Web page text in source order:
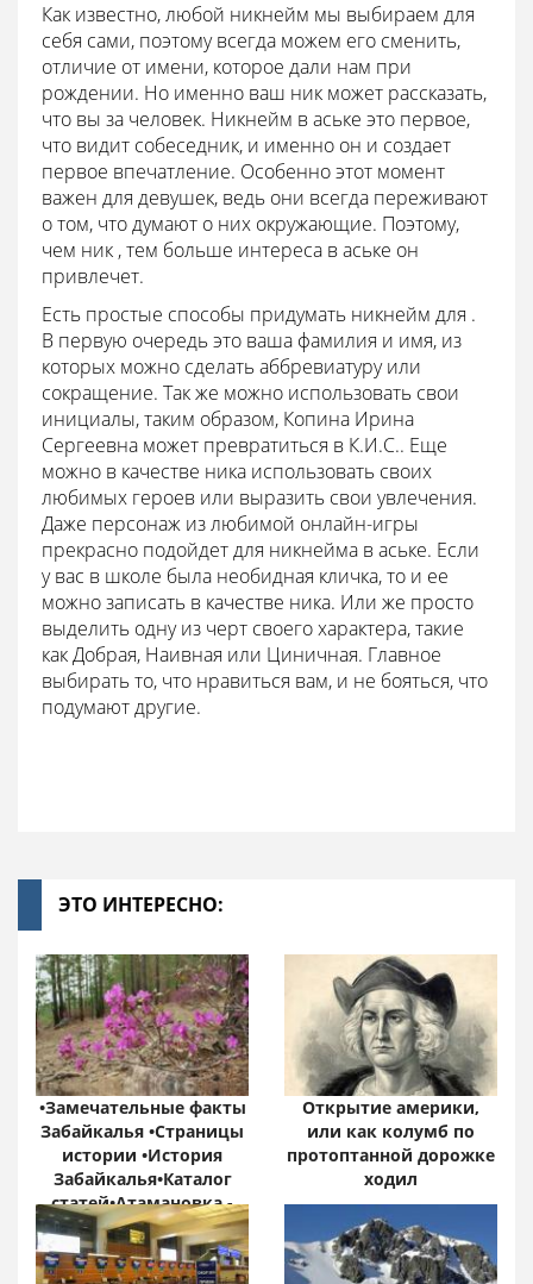
Как известно, любой никнейм мы выбираем для
себя сами, поэтому всегда можем его сменить,
отличие от имени, которое дали нам при
рождении. Но именно ваш ник может рассказать,
что вы за человек. Никнейм в аське это первое,
что видит собеседник, и именно он и создает
первое впечатление. Особенно этот момент
важен для девушек, ведь они всегда переживают
о том, что думают о них окружающие. Поэтому,
чем ник , тем больше интереса в аське он
привлечет.
Есть простые способы придумать никнейм для .
В первую очередь это ваша фамилия и имя, из
которых можно сделать аббревиатуру или
сокращение. Так же можно использовать свои
инициалы, таким образом, Копина Ирина
Сергеевна может превратиться в К.И.С.. Еще
можно в качестве ника использовать своих
любимых героев или выразить свои увлечения.
Даже персонаж из любимой онлайн-игры
прекрасно подойдет для никнейма в аське. Если
у вас в школе была необидная кличка, то и ее
можно записать в качестве ника. Или же просто
выделить одну из черт своего характера, такие
как Добрая, Наивная или Циничная. Главное
выбирать то, что нравиться вам, и не бояться, что
подумают другие.
ЭТО ИНТЕРЕСНО:
•Замечательные факты
Забайкалья •Страницы
истории •История
Забайкалья•Каталог
статей•Атамановка -
Онлайн•
Забайкальский край:
цифры и факты
Открытие америки,
или как колумб по
протоптанной дорожке
ходил